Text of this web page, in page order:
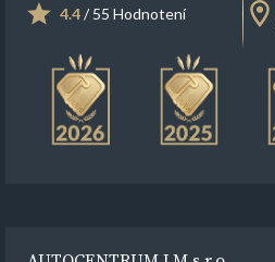
4.4/ 55 Hodnotení